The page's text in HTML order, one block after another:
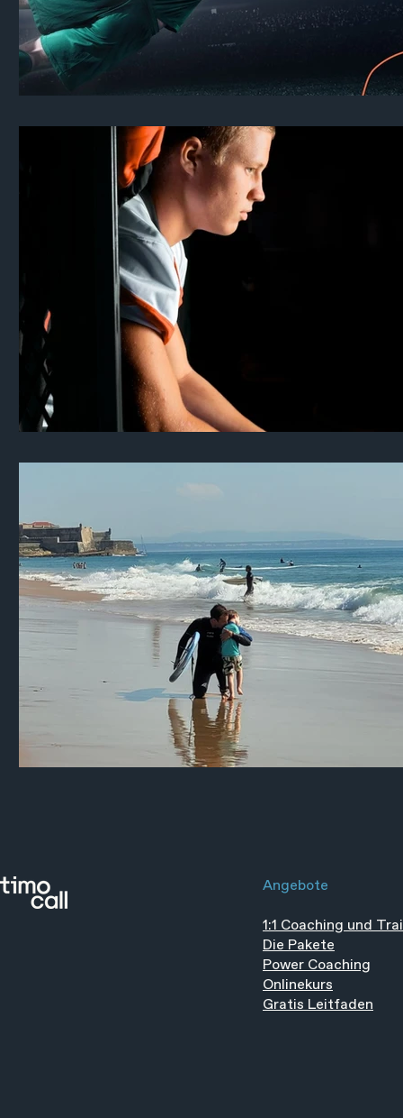
Angebote
1:1 Coaching und
Die Pakete
Power Coaching
Onlinekurs
Gratis Leitfaden